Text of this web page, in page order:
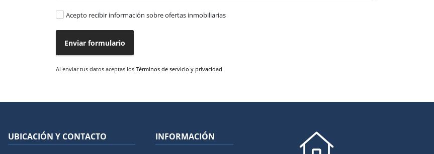
Acepto recibir información sobre ofertas inmobiliarias
Enviar formulario
Al enviar tus datos aceptas los Términos de servicio y privacidad
UBICACIÓN Y CONTACTO INFORMACIÓN